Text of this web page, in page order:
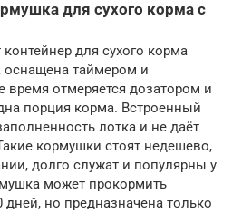
для сухого корма с
для сухого корма
оснащена таймером и
время отмеряется дозатором и
порция корма. Встроенный
лотка и не даёт
кормушки стоят недешево,
долго служат и популярны у
может прокормить
но предназначена только